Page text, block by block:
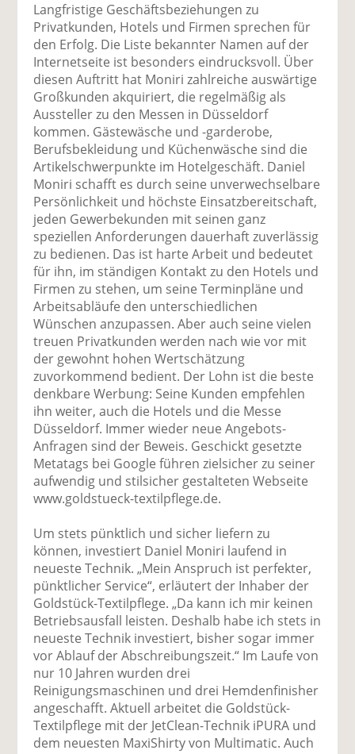
Langfristige Geschäftsbeziehungen zu
Privatkunden, Hotels und Firmen sprechen für
den Erfolg. Die Liste bekannter Namen auf der
Internetseite ist besonders eindrucksvoll. Über
diesen Auftritt hat Moniri zahlreiche auswärtige
Großkunden akquiriert, die regelmäßig als
Aussteller zu den Messen in Düsseldorf
kommen. Gästewäsche und -garderobe,
Berufsbekleidung und Küchenwäsche sind die
Artikelschwerpunkte im Hotelgeschäft. Daniel
Moniri schafft es durch seine unverwechselbare
Persönlichkeit und höchste Einsatzbereitschaft,
jeden Gewerbekunden mit seinen ganz
speziellen Anforderungen dauerhaft zuverlässig
zu bedienen. Das ist harte Arbeit und bedeutet
für ihn, im ständigen Kontakt zu den Hotels und
Firmen zu stehen, um seine Terminpläne und
Arbeitsabläufe den unterschiedlichen
Wünschen anzupassen. Aber auch seine vielen
treuen Privatkunden werden nach wie vor mit
der gewohnt hohen Wertschätzung
zuvorkommend bedient. Der Lohn ist die beste
denkbare Werbung: Seine Kunden empfehlen
ihn weiter, auch die Hotels und die Messe
Düsseldorf. Immer wieder neue Angebots-
Anfragen sind der Beweis. Geschickt gesetzte
Metatags bei Google führen zielsicher zu seiner
aufwendig und stilsicher gestalteten Webseite
www.goldstueck-textilpflege.de.
Um stets pünktlich und sicher liefern zu
können, investiert Daniel Moniri laufend in
neueste Technik. „Mein Anspruch ist perfekter,
pünktlicher Service“, erläutert der Inhaber der
Goldstück-Textilpflege. „Da kann ich mir keinen
Betriebsausfall leisten. Deshalb habe ich stets in
neueste Technik investiert, bisher sogar immer
vor Ablauf der Abschreibungszeit.“ Im Laufe von
nur 10 Jahren wurden drei
Reinigungsmaschinen und drei Hemdenfinisher
angeschafft. Aktuell arbeitet die Goldstück-
Textilpflege mit der JetClean-Technik iPURA und
dem neuesten MaxiShirty von Multimatic. Auch